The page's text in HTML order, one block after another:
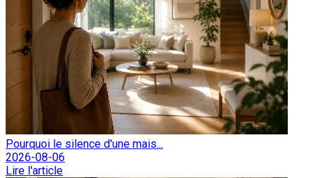
Pourquoi le silence d'une mais...
2026-08-06
Lire l'article